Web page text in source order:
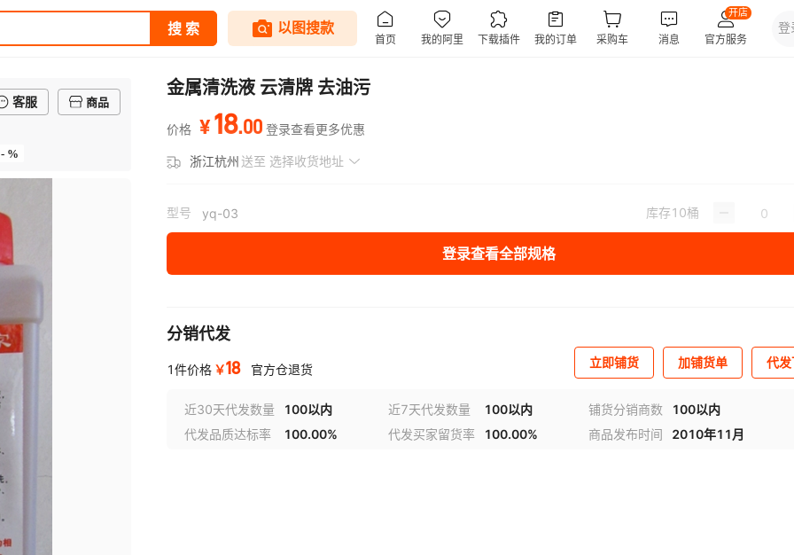
客服 商品
- %
金属清洗液 云清牌 去油污
价格 ¥18.00 登录查看更多优惠
浙江杭州送至 选择收货地址
型号 yq-03 库存10桶
登录查看全部规格
分销代发
1件价格 ￥18 官方仓退货 立即铺货 加铺货单 代
近30天代发数量 100以内 近7天代发数量 100以内 铺货分销商数
100以内
代发品质达标率
100.00% 代发买家留货率 100.00% 商品发布时间 2010年11月